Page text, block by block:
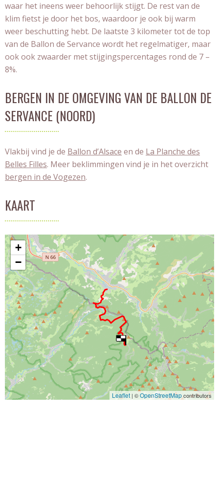
waar het ineens weer behoorlijk stijgt. De rest van de
klim fietst je door het bos, waardoor je ook bij warm
weer beschutting hebt. De laatste 3 kilometer tot de top
van de Ballon de Servance wordt het regelmatiger, maar
ook ook zwaarder met stijgingspercentages rond de 7 –
8%.
BERGEN IN DE OMGEVING VAN DE BALLON DE
SERVANCE (NOORD)
Vlakbij vind je de Ballon d’Alsace en de La Planche des
Belles Filles. Meer beklimmingen vind je in het overzicht
bergen in de Vogezen.
KAART
+
−
Leaflet | ©OpenStreetMapcontributors